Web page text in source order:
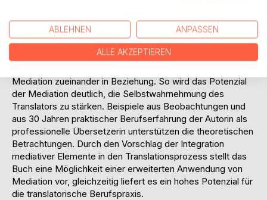
Andrea Kyi-Drago stellt die Hypothese auf, dass solche
translator-internen Konflikte durch Mediation bearbeitet
werden können. Dabei greift die Dipl.-Übersetzerin und
Mediatorin (M.M.) auf die Grundprinzipien des
Mediation zueinander in Beziehung. So wird das Potenzial
der Mediation deutlich, die Selbstwahrnehmung des
Translators zu stärken. Beispiele aus Beobachtungen und
aus 30 Jahren praktischer Berufserfahrung der Autorin als
professionelle Übersetzerin unterstützen die theoretischen
Betrachtungen. Durch den Vorschlag der Integration
mediativer Elemente in den Translationsprozess stellt das
Buch eine Möglichkeit einer erweiterten Anwendung von
Mediation vor, gleichzeitig liefert es ein hohes Potenzial für
die translatorische Berufspraxis.
ABLEHNEN ANPASSEN
ALLE AKZEPTIEREN